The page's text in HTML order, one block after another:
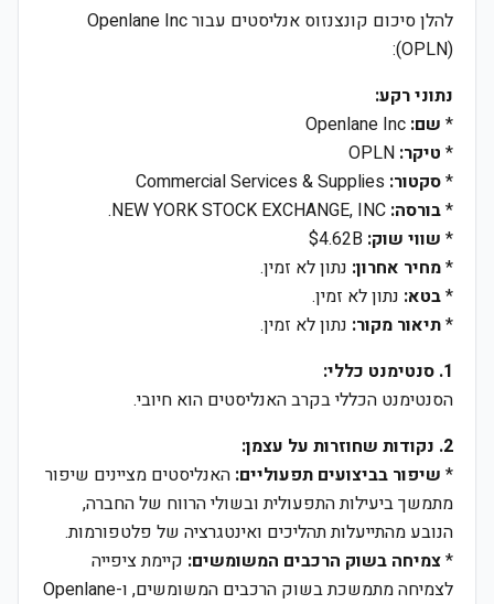
להלן סיכום קונצנזוס אנליסטים עבור Openlane Inc
(OPLN):
נתוני רקע:
* שם:
* טיקר:
*סקטור:
*בורסה:
* שווי שוק:
*מחיר אחרון: נתון לא זמין.
*בטא: נתון לא זמין.
*תיאור מקור: נתון לא זמין.
1. סנטימנט כללי:
הסנטימנט הכללי בקרב האנליסטים הוא חיובי.
2. נקודות שחוזרות על עצמן:
* שיפור בביצועים תפעוליים: האנליסטים מציינים שיפור
מתמשך ביעילות התפעולית ובשולי הרווח של החברה,
הנובע מהתייעלות תהליכים ואינטגרציה של פלטפורמות.
*צמיחה בשוק הרכבים המשומשים: קיימת ציפייה
לצמיחה מתמשכת בשוק הרכבים המשומשים, ו-Openlane